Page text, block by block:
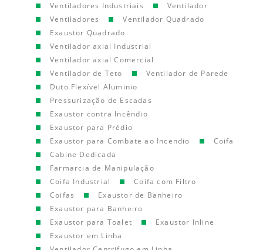
Ventiladores Industriais
Ventilador
Ventiladores
Ventilador Quadrado
Exaustor Quadrado
Ventilador axial Industrial
Ventilador axial Comercial
Ventilador de Teto
Ventilador de Parede
Duto Flexível Aluminio
Pressurização de Escadas
Exaustor contra Incêndio
Exaustor para Prédio
Exaustor para Combate ao Incendio
Coifa
Cabine Dedicada
Farmarcia de Manipulação
Coifa Industrial
Coifa com Filtro
Coifas
Exaustor de Banheiro
Exaustor para Banheiro
Exaustor para Toalet
Exaustor Inline
Exaustor em Linha